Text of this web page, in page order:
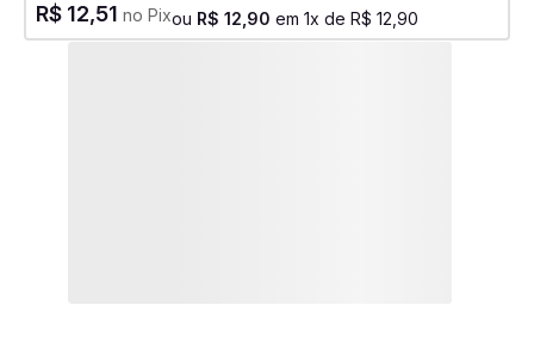
R$ 12,51 no Pixou R$ 12 90 em 1x de R$ 12 90